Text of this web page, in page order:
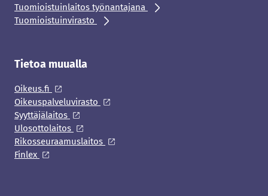
Tuomioistuinlaitos työnantajana
Tuomioistuinvirasto
Tietoa muualla
Oikeus.fi
Oikeuspalveluvirasto
Syyttäjälaitos
Ulosottolaitos
Rikosseuraamuslaitos
Finlex